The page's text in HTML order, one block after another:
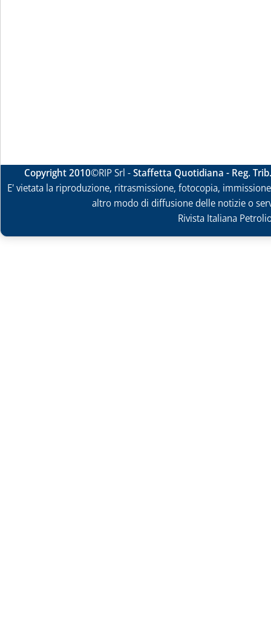
Copyright 2010©RIP Srl -Staffetta Quotidiana - Reg.
E' vietata la riproduzione, ritrasmissione, fotocopia,
altro modo di diffusione delle notizie o
Rivista Italiana